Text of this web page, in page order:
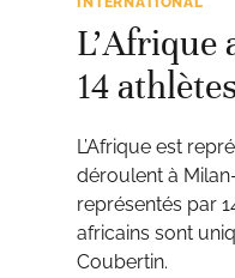
L’Afrique
14
L’Afrique est
déroulent à
représentés par
africains sont
Coubertin.